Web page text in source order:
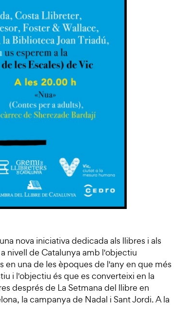
nova iniciativa dedicada als llibres i als
nivell de Catalunya amb l'objectiu
una de les èpoques de l'any en que més
i l'objectiu és que es converteixi en la
després de La Setmana del llibre en
la campanya de Nadal i Sant Jordi. A la